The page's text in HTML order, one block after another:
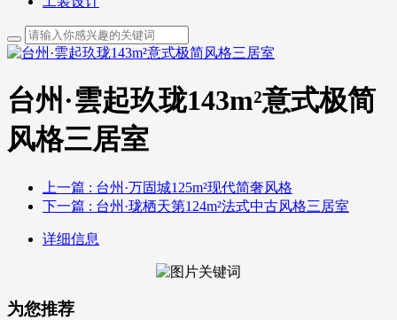
台州·雲起玖珑143m²意式极简
风格三居室
上一篇 : 台州·万固城125m²现代简奢风格
下一篇 : 台州·珑栖天第124m²法式中古风格三居室
详细信息
为您推荐